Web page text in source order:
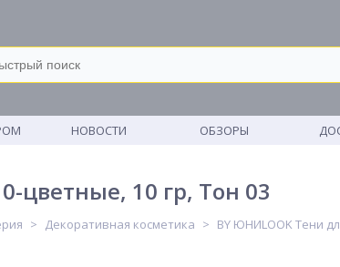
НОВОСТИ ОБЗОРЫ
цветные, 10 гр, Тон 03
Декоративная косметика BY ЮНИLOOK Тени